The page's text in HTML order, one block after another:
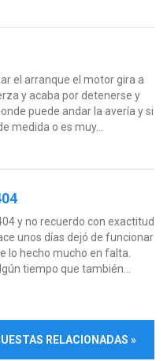
el arranque el motor gira a
y acaba por detenerse y
puede andar la avería y si
medida o es muy...
y no recuerdo con exactitud
unos días dejó de funcionar
lo hecho mucho en falta.
tiempo que también...
RELACIONADAS »